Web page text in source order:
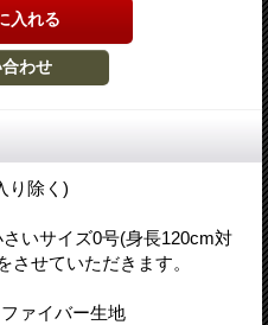
り除く)
いサイズ0号(身長120cm対
させていただきます。
ァイバー生地